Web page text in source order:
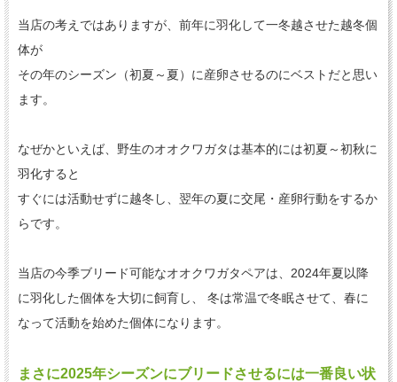
当店の考えではありますが、前年に羽化して一冬越させた越冬個
体が
その年のシーズン（初夏～夏）に産卵させるのにベストだと思い
ます。
なぜかといえば、野生のオオクワガタは基本的には初夏～初秋に
羽化すると
すぐには活動せずに越冬し、翌年の夏に交尾・産卵行動をするか
らです。
当店の今季ブリード可能なオオクワガタペアは、2024年夏以降
に羽化した個体を大切に飼育し、 冬は常温で冬眠させて、春に
なって活動を始めた個体になります。
まさに2025年シーズンにブリードさせるには一番良い状